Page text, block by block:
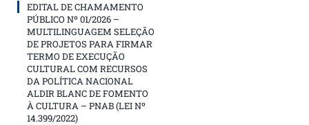
EDITAL DE CHAMAMENTO
PÚBLICO Nº 01/2026 –
MULTILINGUAGEM SELEÇÃO
DE PROJETOS PARA FIRMAR
TERMO DE EXECUÇÃO
CULTURAL COM RECURSOS
DA POLÍTICA NACIONAL
ALDIR BLANC DE FOMENTO
À CULTURA – PNAB (LEI Nº
14.399/2022)